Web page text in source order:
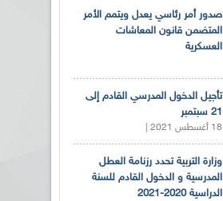
صدور أمر رئاسي يعدل ويتمم الأمر
المتضمن قانون المعاشات
العسكرية
تأجيل الدخول المدرسي القادم إلى
21 سبتمبر
18 أغسطس 2021 |
وزارة التربية تحدد رزنامة العطل
المدرسية و الدخول القادم للسنة
الدراسية 2020-2021